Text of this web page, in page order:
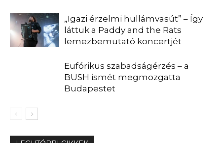
„Igazi érzelmi hullámvasút” – Így
láttuk a Paddy and the Rats
lemezbemutató koncertjét
Eufórikus szabadságérzés – a
BUSH ismét megmozgatta
Budapestet